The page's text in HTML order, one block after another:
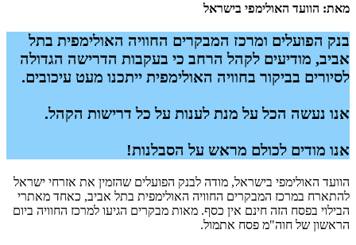
מאת: הוועד האולימפי בישראל
בנק הפועלים ומרכז המבקרים החוויה האולימפית בתל
אביב, מודיעים לקהל הרחב כי בעקבות הדרישה הגדולה
לסיורים בביקור בחוויה האולימפית ייתכנו מעט עיכובים.
אנו נעשה הכל על מנת לענות על כל דרישות הקהל.
אנו מודים לכולם מראש על הסבלנות!
הוועד האולימפי בישראל, מודה לבנק הפועלים שהזמין את אזרחי ישראל
להתארח במרכז המבקרים החוויה האולימפית בתל אביב, כאחד מאתרי
הבילוי בפסח הזה חינם אין כסף. מאות מבקרים הגיעו למרכז החוויה ביום
הראשון של חוה"מ פסח אתמול.